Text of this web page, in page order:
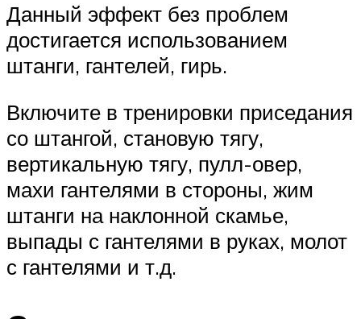
Данный эффект без проблем
достигается использованием
штанги, гантелей, гирь.
Включите в тренировки приседания
со штангой, становую тягу,
вертикальную тягу, пулл-овер,
махи гантелями в стороны, жим
штанги на наклонной скамье,
выпады с гантелями в руках, молот
с гантелями и т.д.